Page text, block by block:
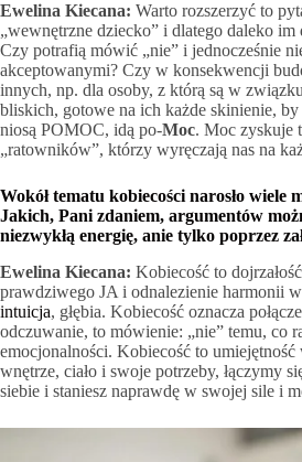
Ewelina Kiecana: Warto rozszerzyć to
„wewnętrzne dziecko” i dlatego daleko
Czy potrafią mówić „nie” i jednocześnie
akceptowanymi? Czy w konsekwencji
innych, np. dla osoby, z którą są w
bliskich, gotowe na ich każde skinienie,
niosą POMOC, idą po-Moc. Moc zyskuje
„ratowników”, którzy wyręczają nas na
Wokół tematu kobiecości narosło wiele
Jakich, Pani zdaniem, argumentów
niezwykłą energię, anie tylko poprzez
Ewelina Kiecana: Kobiecość to
prawdziwego JA i odnalezienie harmonii
intuicja, głębia. Kobiecość oznacza
odczuwanie, to mówienie: „nie” temu, co
emocjonalności. Kobiecość to
wnętrze, ciało i swoje potrzeby, łączymy
siebie i staniesz naprawdę w swojej sile i